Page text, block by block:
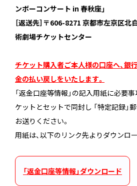
ンボーコンサート in 春秋座」
［返送先］〒606-8271 京都市左京区
術劇場チケットセンター
チケット購入者ご本人様の口座へ、銀
金の払い戻しをいたします。
「返金口座等情報」の記入用紙に必要
ケットとセットで同封し 「特定記録」
お送りください。
用紙は、以下のリンク先よりダウンロ
「返金口座等情報」ダウンロード